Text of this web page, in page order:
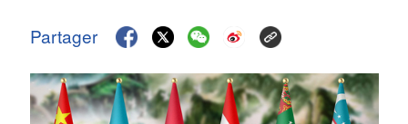
Partager